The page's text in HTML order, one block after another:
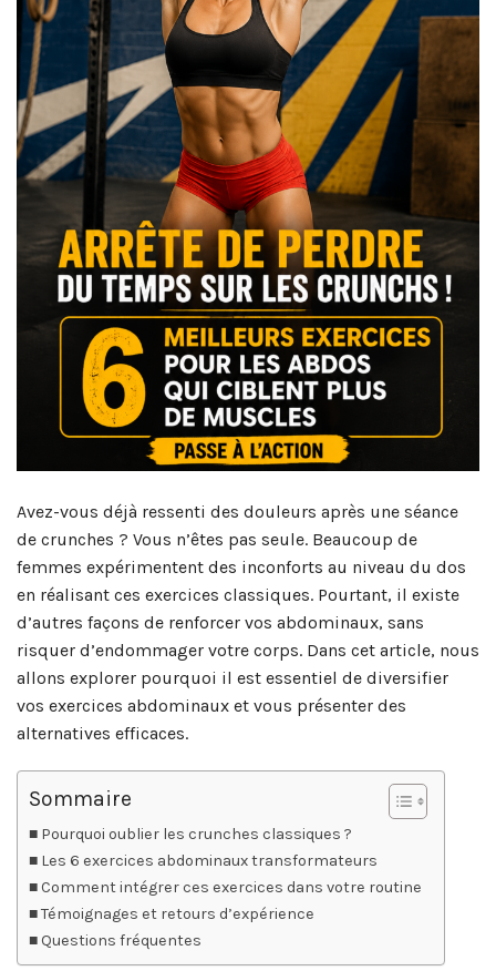
Avez-vous déjà ressenti des douleurs après une séance
de crunches ? Vous n’êtes pas seule. Beaucoup de
femmes expérimentent des inconforts au niveau du dos
en réalisant ces exercices classiques. Pourtant, il existe
d’autres façons de renforcer vos abdominaux, sans
risquer d’endommager votre corps. Dans cet article, nous
allons explorer pourquoi il est essentiel de diversifier
vos exercices abdominaux et vous présenter des
alternatives efficaces.
Sommaire
Pourquoi oublier les crunches classiques ?
Les 6 exercices abdominaux transformateurs
Comment intégrer ces exercices dans votre routine
Témoignages et retours d’expérience
Questions fréquentes